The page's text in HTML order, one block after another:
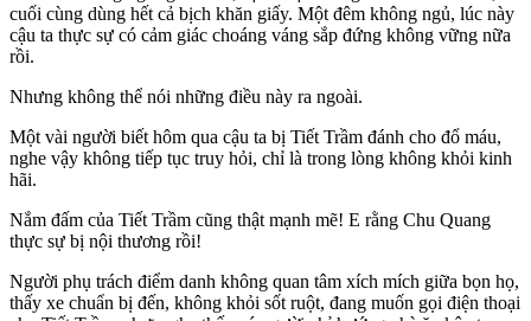
cuối cùng dùng hết cả bịch khăn giấy. Một đêm không ngủ, lúc này
cậu ta thực sự có cảm giác choáng váng sắp đứng không vững nữa
rồi.
Nhưng không thể nói những điều này ra ngoài.
Một vài người biết hôm qua cậu ta bị Tiết Trầm đánh cho đổ máu,
nghe vậy không tiếp tục truy hỏi, chỉ là trong lòng không khỏi kinh
hãi.
Nắm đấm của Tiết Trầm cũng thật mạnh mẽ! E rằng Chu Quang
thực sự bị nội thương rồi!
Người phụ trách điểm danh không quan tâm xích mích giữa bọn họ,
thấy xe chuẩn bị đến, không khỏi sốt ruột, đang muốn gọi điện thoại